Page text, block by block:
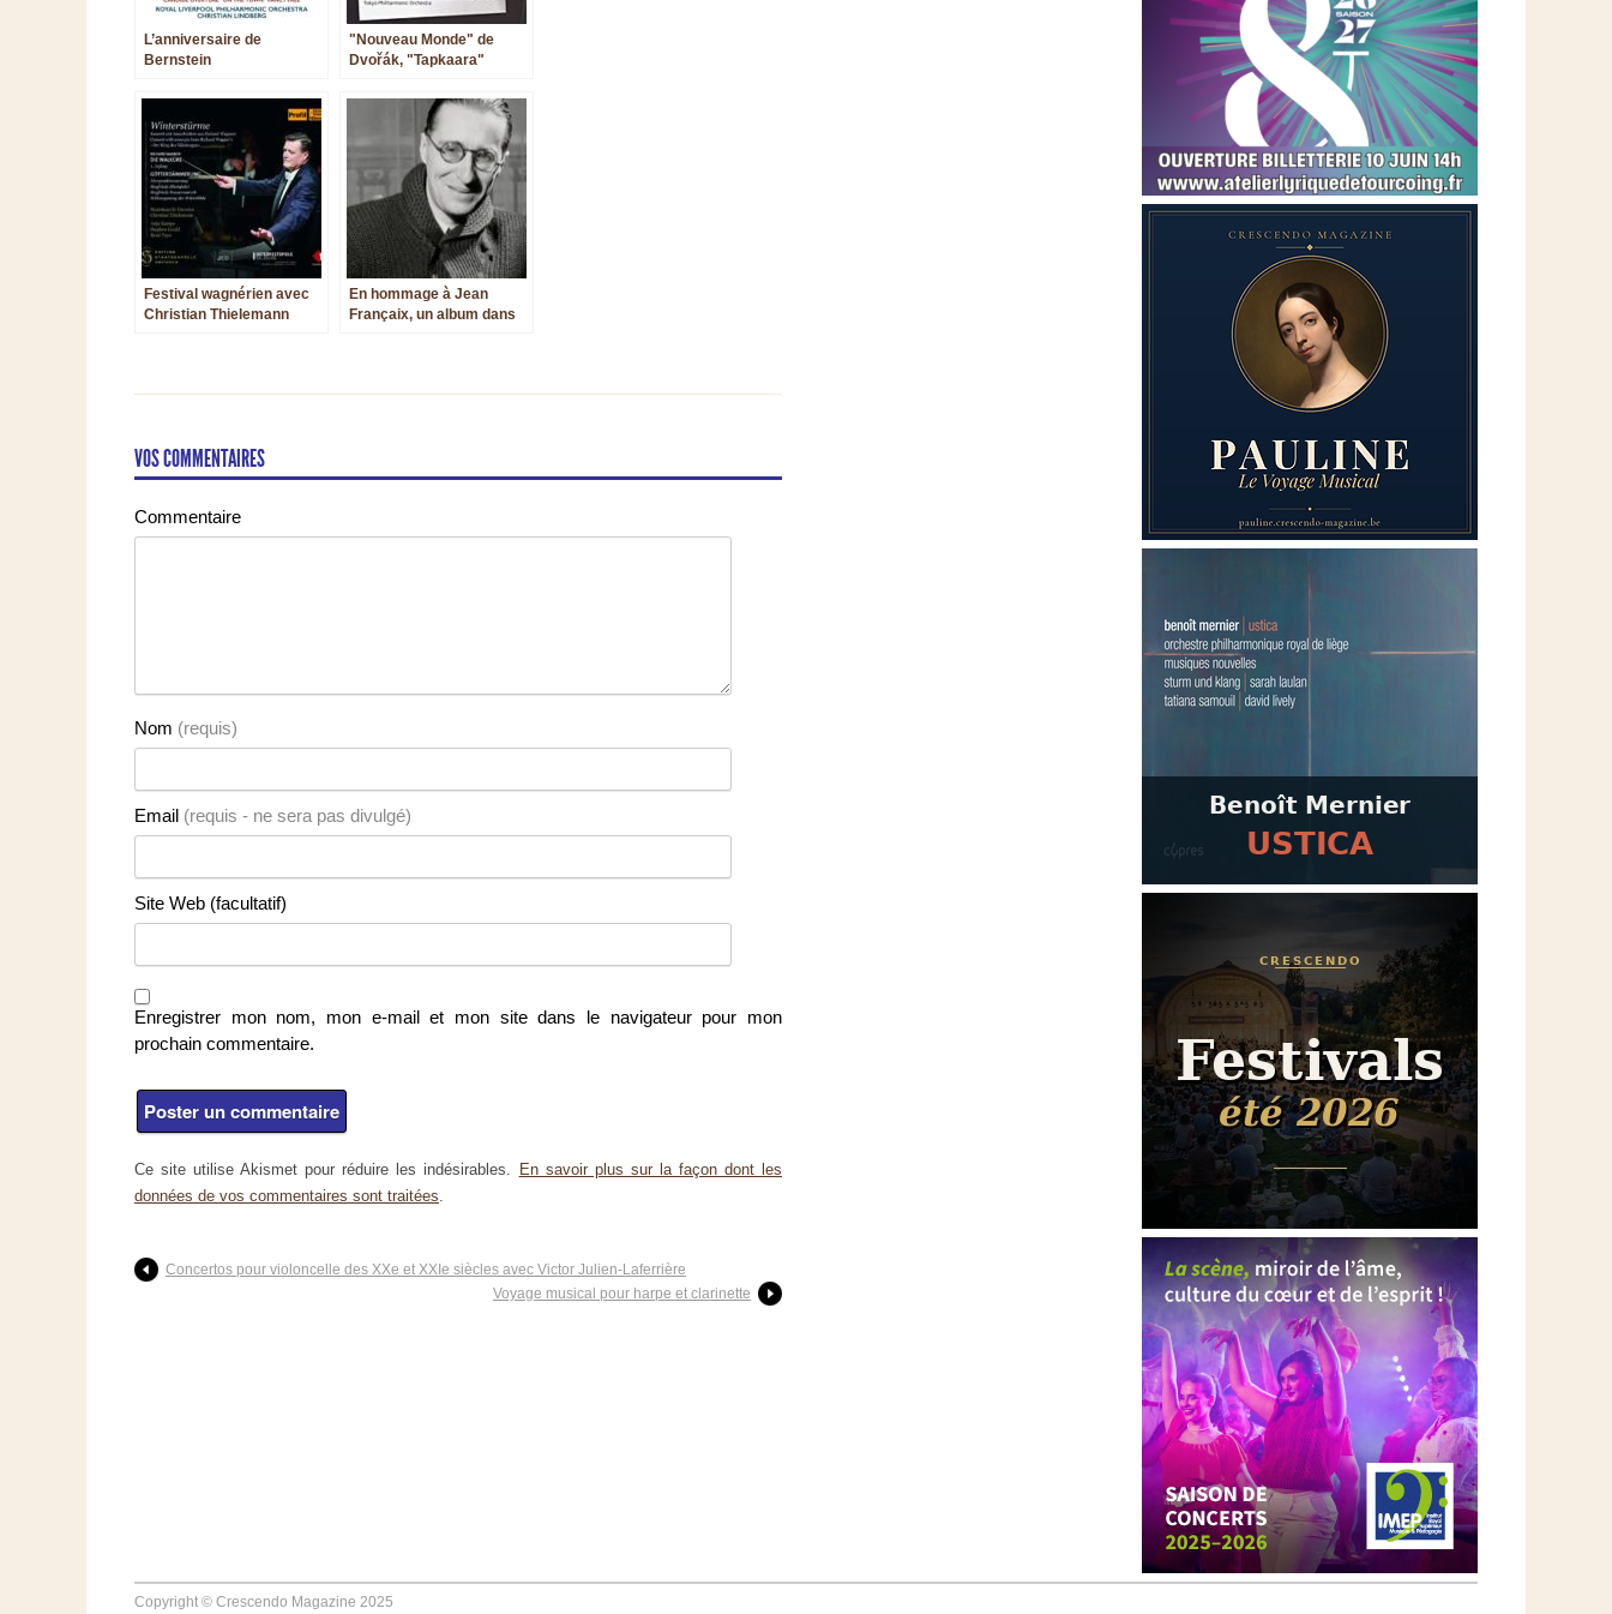
L’anniversaire de
Bernstein
"Nouveau Monde" de
Dvořák, "Tapkaara"
slave ?
Festival wagnérien avec
Christian Thielemann
En hommage à Jean
Françaix, un album dans
VOS COMMENTAIRES
Commentaire
Nom (requis)
Email (requis - ne sera pas divulgé)
Site Web (facultatif)
Enregistrer mon nom, mon e-mail et mon site dans le navigateur pour mon
prochain commentaire.
Ce site utilise Akismet pour réduire les indésirables.
En savoir plus sur la façon dont les
données de vos commentaires sont traitées.
Concertos pour violoncelle des XXe et XXIe siècles avec Victor Julien-Laferrière
Voyage musical pour harpe et clarinette
Copyright © Crescendo Magazine 2025